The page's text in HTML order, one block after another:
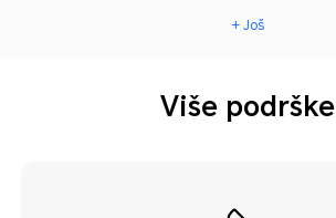
+ Još
Više podrške